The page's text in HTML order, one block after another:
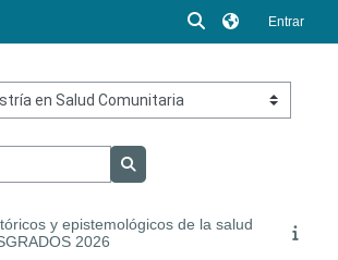
Selector de
Entrar
Buscar cursos
y epistemológicos de la salud
2026